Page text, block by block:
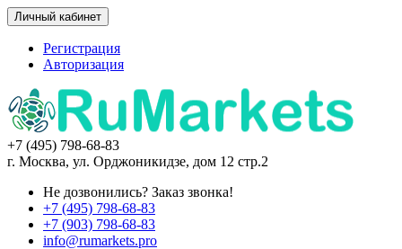
Личный кабинет
Регистрация
Авторизация
+7 (495) 798-68-83
г. Москва, ул. Орджоникидзе, дом 12 стр.2
Не дозвонились? Заказ звонка!
+7 (495) 798-68-83
+7 (903) 798-68-83
info@rumarkets.pro